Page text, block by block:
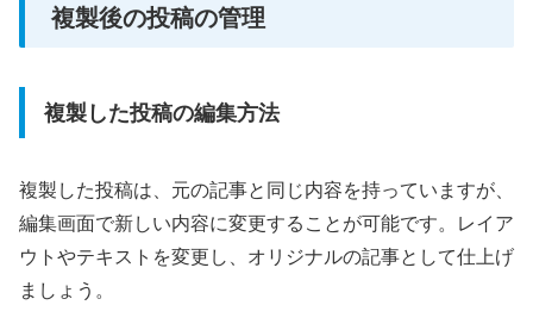
複製後の投稿の管理
複製した投稿の編集方法
複製した投稿は、元の記事と同じ内容を持っていますが、
編集画面で新しい内容に変更することが可能です。レイア
ウトやテキストを変更し、オリジナルの記事として仕上げ
ましょう。